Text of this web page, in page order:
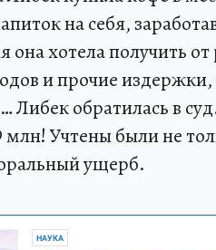
на себя,
она хотела получить
и прочие
Либек обратилась в
млн! Учтены были не
ущерб.
НАУКА